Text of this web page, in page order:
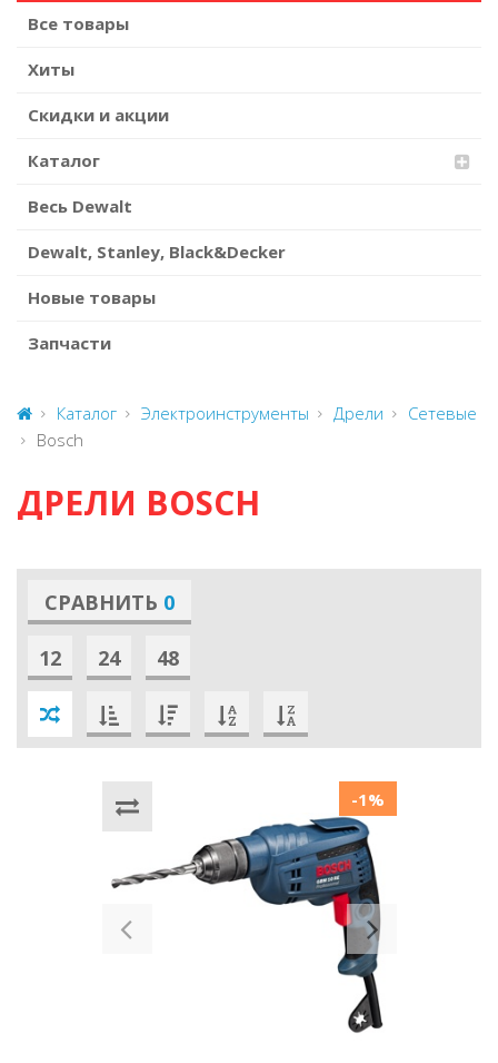
Все товары
Хиты
Скидки и акции
Каталог
Весь Dewalt
Dewalt, Stanley, Black&Decker
Новые товары
Запчасти
Каталог Электроинструменты Дрели
Сетевые
Bosch
ДРЕЛИ BOSCH
СРАВНИТЬ 0
12 24 48
-1%
Previous Next